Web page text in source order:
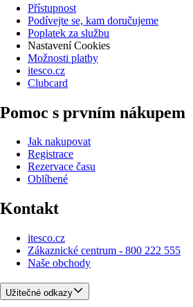
Přístupnost
Podívejte se, kam doručujeme
Poplatek za službu
Nastavení Cookies
Možnosti platby
itesco.cz
Clubcard
Pomoc s prvním nákupem
Jak nakupovat
Registrace
Rezervace času
Oblíbené
Kontakt
itesco.cz
Zákaznické centrum - 800 222 555
Naše obchody
Užitečné odkazy